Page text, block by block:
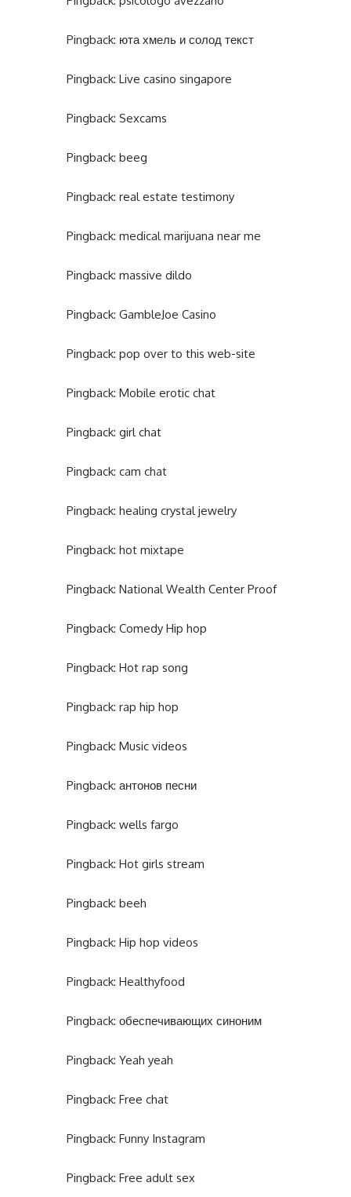
Pingback: юта хмель и солод текст
Pingback: Live casino singapore
Pingback: Sexcams
Pingback: beeg
Pingback: real estate testimony
Pingback: medical marijuana near me
Pingback: massive dildo
Pingback: GambleJoe Casino
Pingback: pop over to this web-site
Pingback: Mobile erotic chat
Pingback: girl chat
Pingback: cam chat
Pingback: healing crystal jewelry
Pingback: hot mixtape
Pingback: National Wealth Center Proof
Pingback: Comedy Hip hop
Pingback: Hot rap song
Pingback: rap hip hop
Pingback: Music videos
Pingback: антонов песни
Pingback: wells fargo
Pingback: Hot girls stream
Pingback: beeh
Pingback: Hip hop videos
Pingback: Healthyfood
Pingback: обеспечивающих синоним
Pingback: Yeah yeah
Pingback: Free chat
Pingback: Funny Instagram
Pingback: Free adult sex